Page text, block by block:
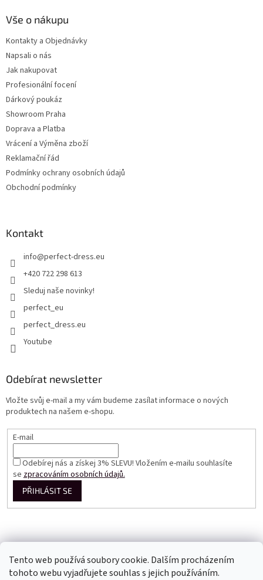
Tento web používá soubory cookie. Dalším procházením
tohoto webu vyjadřujete souhlas s jejich používáním.
Vše o nákupu
Kontakty a Objednávky
Napsali o nás
Jak nakupovat
Profesionální focení
Dárkový poukáz
Showroom Praha
Doprava a Platba
Vrácení a Výměna zboží
Reklamační řád
Podmínky ochrany osobních údajů
Obchodní podmínky
Kontakt
info@perfect-dress.eu
+420 722 298 613
Sleduj naše novinky!
perfect_eu
perfect_dress.eu
Youtube
Odebírat newsletter
Vložte svůj e-mail a my vám budeme zasílat informace o nových
produktech na našem e-shopu.
E-mail
Odebírej nás a získej 3% SLEVU! Vložením e-mailu souhlasíte
sezpracováním osobních údajů.
PŘIHLÁSIT SE